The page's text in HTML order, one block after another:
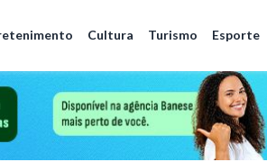
Cultura Turismo Esporte